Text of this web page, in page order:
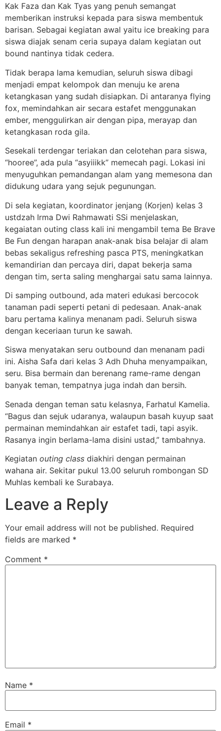
Kak Faza dan Kak Tyas yang penuh semangat
memberikan instruksi kepada para siswa membentuk
barisan. Sebagai kegiatan awal yaitu ice breaking para
siswa diajak senam ceria supaya dalam kegiatan out
bound nantinya tidak cedera.
Tidak berapa lama kemudian, seluruh siswa dibagi
menjadi empat kelompok dan menuju ke arena
ketangkasan yang sudah disiapkan. Di antaranya flying
fox, memindahkan air secara estafet menggunakan
ember, menggulirkan air dengan pipa, merayap dan
ketangkasan roda gila.
Sesekali terdengar teriakan dan celotehan para siswa,
“hooree”, ada pula “asyiiikk” memecah pagi. Lokasi ini
menyuguhkan pemandangan alam yang memesona dan
didukung udara yang sejuk pegunungan.
Di sela kegiatan, koordinator jenjang (Korjen) kelas 3
ustdzah Irma Dwi Rahmawati SSi menjelaskan,
kegaiatan outing class kali ini mengambil tema Be Brave
Be Fun dengan harapan anak-anak bisa belajar di alam
bebas sekaligus refreshing pasca PTS, meningkatkan
kemandirian dan percaya diri, dapat bekerja sama
dengan tim, serta saling menghargai satu sama lainnya.
Di samping outbound, ada materi edukasi bercocok
tanaman padi seperti petani di pedesaan. Anak-anak
baru pertama kalinya menanam padi. Seluruh siswa
dengan keceriaan turun ke sawah.
Siswa menyatakan seru outbound dan menanam padi
ini. Aisha Safa dari kelas 3 Adh Dhuha menyampaikan,
seru. Bisa bermain dan berenang rame-rame dengan
banyak teman, tempatnya juga indah dan bersih.
Senada dengan teman satu kelasnya, Farhatul Kamelia.
“Bagus dan sejuk udaranya, walaupun basah kuyup saat
permainan memindahkan air estafet tadi, tapi asyik.
Rasanya ingin berlama-lama disini ustad,” tambahnya.
Kegiatan outing class diakhiri dengan permainan
wahana air. Sekitar pukul 13.00 seluruh rombongan SD
Muhlas kembali ke Surabaya.
Leave a Reply
Your email address will not be published. Required
fields are marked *
Comment *
Name *
Email *